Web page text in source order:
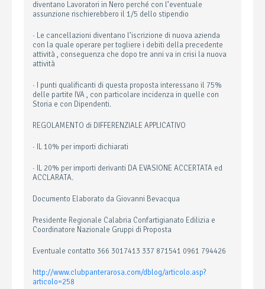
diventano Lavoratori in Nero perché con l’eventuale
assunzione rischierebbero il 1/5 dello stipendio
· Le cancellazioni diventano l’iscrizione di nuova azienda
con la quale operare per togliere i debiti della precedente
attività , conseguenza che dopo tre anni va in crisi la nuova
attività
· I punti qualificanti di questa proposta interessano il 75%
delle partite IVA , con particolare incidenza in quelle con
Storia e con Dipendenti.
REGOLAMENTO di DIFFERENZIALE APPLICATIVO
· IL 10% per importi dichiarati
· IL 20% per importi derivanti DA EVASIONE ACCERTATA ed
ACCLARATA.
Documento Elaborato da Giovanni Bevacqua
Presidente Regionale Calabria Confartigianato Edilizia e
Coordinatore Nazionale Gruppi di Proposta
Eventuale contatto 366 3017413 337 871541 0961 794426
http://www.clubpanterarosa.com/dblog/articolo.asp?
articolo=258